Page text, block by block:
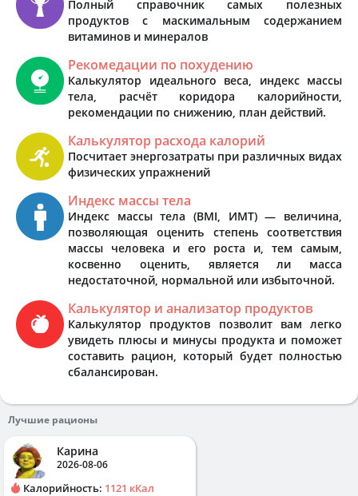
Полный справочник самых полезных
продуктов с маскимальным содержанием
витаминов и минералов
Рекомедации по похудению
Калькулятор идеального веса, индекс массы
тела, расчёт коридора калорийности,
рекомендации по снижению, план действий.
Калькулятор расхода калорий
Посчитает энергозатраты при различных видах
физических упражнений
Индекс массы тела
Индекс массы тела (BMI, ИМТ) — величина,
позволяющая оценить степень соответствия
массы человека и его роста и, тем самым,
косвенно оценить, является ли масса
недостаточной, нормальной или избыточной.
Калькулятор и анализатор продуктов
Калькулятор продуктов позволит вам легко
увидеть плюсы и минусы продукта и поможет
составить рацион, который будет полностью
сбалансирован.
Лучшие рационы
Карина
2026-08-06
Калорийность: 1121 кКал